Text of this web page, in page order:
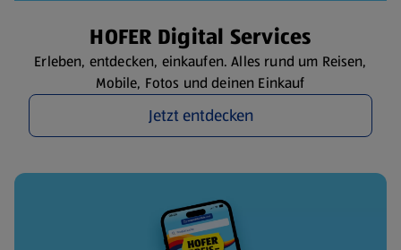
HOFER Digital Services
Erleben, entdecken, einkaufen. Alles rund um Reisen,
Mobile, Fotos und deinen Einkauf
Jetzt entdecken